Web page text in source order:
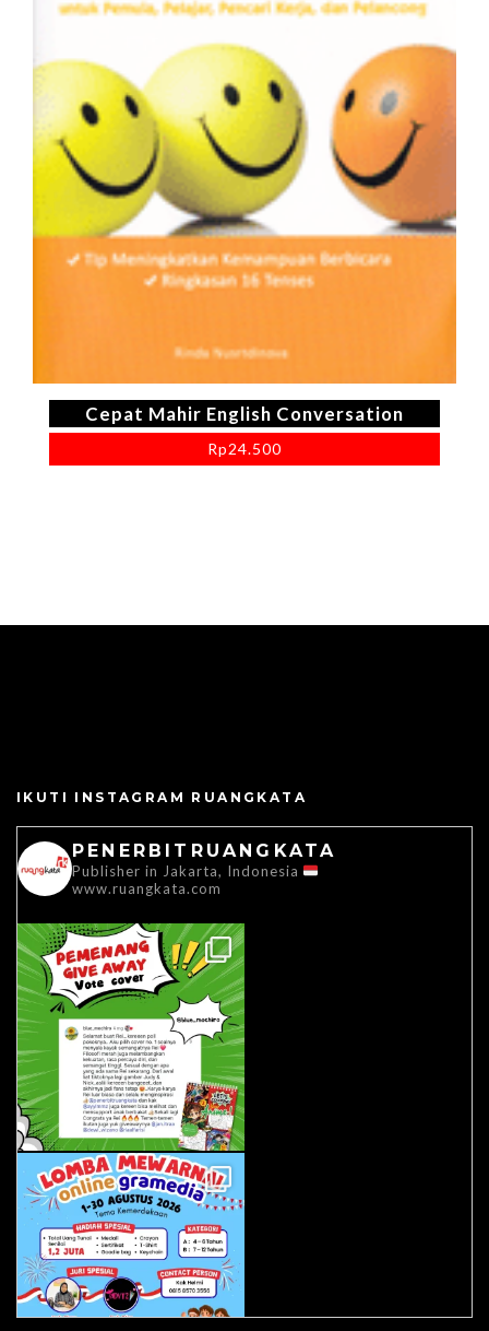
Cepat Mahir English Conversation
Rp24.500
IKUTI INSTAGRAM RUANGKATA
PENERBITRUANGKATA
Publisher in Jakarta, Indonesia
www.ruangkata.com